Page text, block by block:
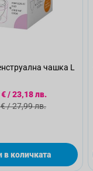
чашка L
цена
/23,18 лв.
цена
/27,99 лв.
в количката